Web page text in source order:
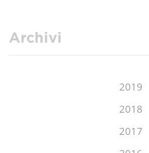
Archivi
2019
2018
2017